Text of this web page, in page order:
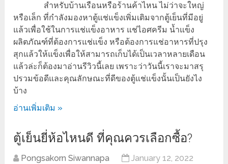
สำหรับบ้านเรือนหรือร้านค้าไหน ไม่ว่าจะใหญ่
หรือเล็ก ที่กำลังมองหาตู้แช่แข็งเพิ่มเติมจากตู้เย็นที่มีอยู่
แล้วเพื่อใช้ในการแช่แข็งอาหาร แช่ไอศครีม น้ำแข็ง
ผลิตภัณฑ์ที่ต้องการแช่แข็ง หรือต้องการแช่อาหารที่ปรุง
สุกแล้วให้แข็งเพื่อให้สามารถเก็บได้เป็นเวลาหลายเดือน
แล้วล่ะก็ต้องมาอ่านรีวิวนี้เลย เพราะว่าวันนี้เราจะมาสรุ
ปรวมข้อดีและคุณลักษณะที่ดีของตู้แช่แข็งนั้นเป็นยังไง
บ้าง
อ่านเพิ่มเติม »
ตู้เย็นยี่ห้อไหนดี ที่คุณควรเลือกซื้อ?
Pongsakorn Siwannapa January 12, 2022